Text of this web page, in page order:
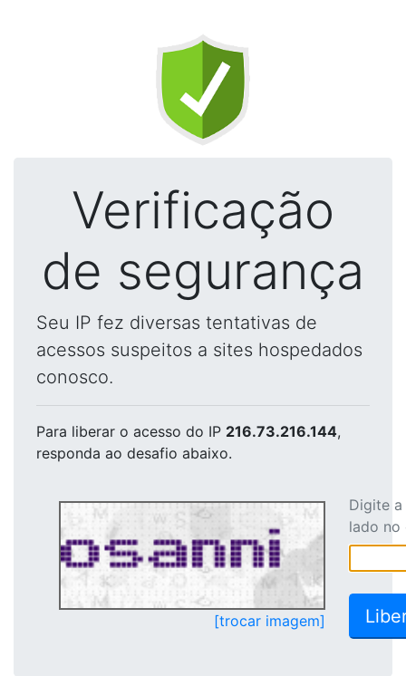
Verificação
de segurança
Seu IP fez diversas tentativas de
acessos suspeitos a sites hospedados
conosco.
Para liberar o acesso do IP 216.73.216.144,
responda ao desafio abaixo.
[trocar imagem]
Digite
lado no